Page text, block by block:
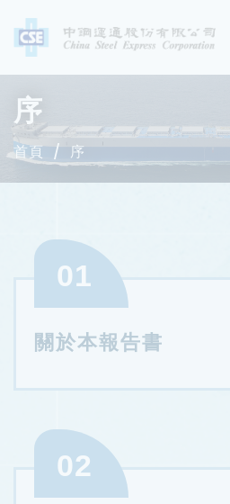
序
首頁 序
01
關於本報告書
02